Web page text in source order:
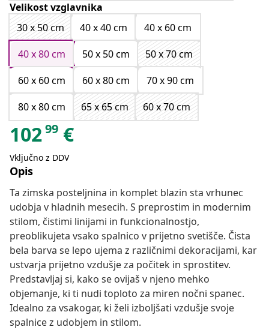
Velikost vzglavnika
30 x 50 cm
40 x 40 cm
40 x 60 cm
40 x 80 cm
50 x 50 cm
50 x 70 cm
60 x 60 cm
60 x 80 cm
70 x 90 cm
80 x 80 cm
65 x 65 cm 60 x 70 cm
10299 €
Vključno z DDV
Opis
Ta zimska posteljnina in komplet blazin sta vrhunec
udobja v hladnih mesecih. S preprostim in modernim
stilom, čistimi linijami in funkcionalnostjo,
preoblikujeta vsako spalnico v prijetno svetišče. Čista
bela barva se lepo ujema z različnimi dekoracijami, kar
ustvarja prijetno vzdušje za počitek in sprostitev.
Predstavljaj si, kako se ovijaš v njeno mehko
objemanje, ki ti nudi toploto za miren nočni spanec.
Idealno za vsakogar, ki želi izboljšati vzdušje svoje
spalnice z udobjem in stilom.